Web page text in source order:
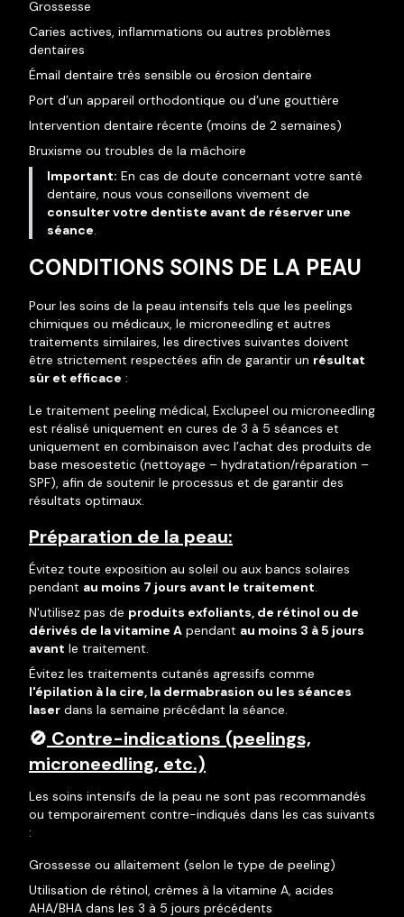
Grossesse
Caries actives, inflammations ou autres problèmes
dentaires
Émail dentaire très sensible ou érosion dentaire
Port d’un appareil orthodontique ou d’une gouttière
Intervention dentaire récente (moins de 2 semaines)
Bruxisme ou troubles de la mâchoire
Important: En cas de doute concernant votre santé
dentaire, nous vous conseillons vivement de
consulter votre dentiste avant de réserver une
séance.
CONDITIONS SOINS DE LA PEAU
Pour les soins de la peau intensifs tels que les peelings
chimiques ou médicaux, le microneedling et autres
traitements similaires, les directives suivantes doivent
être strictement respectées afin de garantir un résultat
sûr et efficace :
Le traitement peeling médical, Exclupeel ou microneedling
est réalisé uniquement en cures de 3 à 5 séances et
uniquement en combinaison avec l’achat des produits de
base mesoestetic (nettoyage – hydratation/réparation –
SPF), afin de soutenir le processus et de garantir des
résultats optimaux.
Préparation de la peau:
Évitez toute exposition au soleil ou aux bancs solaires
pendant au moins 7 jours avant le traitement.
N'utilisez pas de produits exfoliants, de rétinol ou de
dérivés de la vitamine A pendant au moins 3 à 5 jours
avant le traitement.
Évitez les traitements cutanés agressifs comme
l'épilation à la cire, la dermabrasion ou les séances
laser dans la semaine précédant la séance.
🚫 Contre-indications (peelings,
microneedling, etc.)
Les soins intensifs de la peau ne sont pas recommandés
ou temporairement contre-indiqués dans les cas suivants
:
Grossesse ou allaitement (selon le type de peeling)
Utilisation de rétinol, crèmes à la vitamine A, acides
AHA/BHA dans les 3 à 5 jours précédents